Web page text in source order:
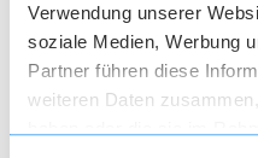
Verwendung unserer
soziale Medien, Werbung
Partner führen diese
weiteren Daten
740,00 kg
900,00 kg